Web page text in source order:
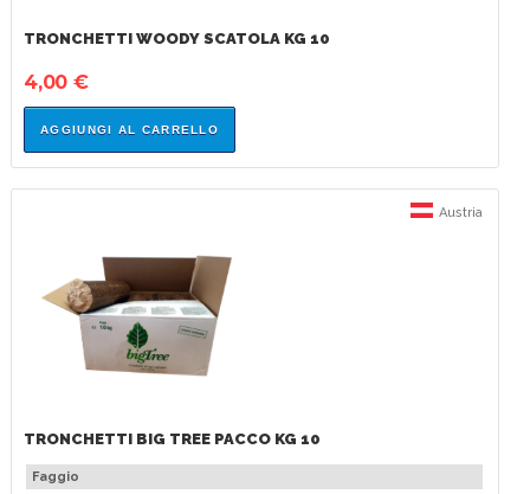
TRONCHETTI WOODY SCATOLA KG 10
4,00 €
AGGIUNGI AL CARRELLO
TRONCHETTI BIG TREE PACCO KG 10
Faggio
Austria